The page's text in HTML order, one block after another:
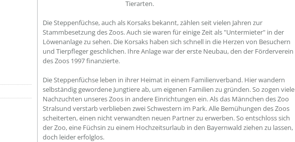
Tierarten.
Die Steppenfüchse, auch als Korsaks bekannt, zählen seit vielen Jahren zur
Stammbesetzung des Zoos. Auch sie waren für einige Zeit als "Untermieter" in der
Löwenanlage zu sehen. Die Korsaks haben sich schnell in die Herzen von Besuchern
und Tierpfleger geschlichen. Ihre Anlage war der erste Neubau, den der Förderverein
des Zoos 1997 finanzierte.
Die Steppenfüchse leben in ihrer Heimat in einem Familienverband. Hier wandern
selbständig gewordene Jungtiere ab, um eigenen Familien zu gründen. So zogen viele
Nachzuchten unseres Zoos in andere Einrichtungen ein. Als das Männchen des Zoo
Stralsund verstarb verblieben zwei Schwestern im Park. Alle Bemühungen des Zoos
scheiterten, einen nicht verwandten neuen Partner zu erwerben. So entschloss sich
der Zoo, eine Füchsin zu einem Hochzeitsurlaub in den Bayernwald ziehen zu lassen,
doch leider erfolglos.